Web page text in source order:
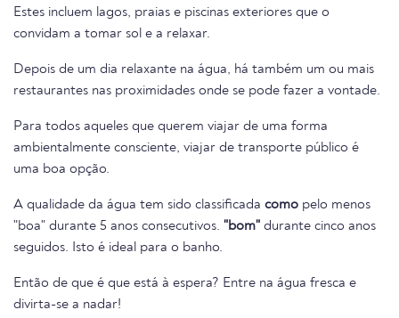
Estes incluem lagos, praias e piscinas exteriores que o
convidam a tomar sol e a relaxar.
Depois de um dia relaxante na água, há também um ou mais
restaurantes nas proximidades onde se pode fazer a vontade.
Para todos aqueles que querem viajar de uma forma
ambientalmente consciente, viajar de transporte público é
uma boa opção.
A qualidade da água tem sido classificada como pelo menos
"boa" durante 5 anos consecutivos. "bom" durante cinco anos
seguidos. Isto é ideal para o banho.
Então de que é que está à espera? Entre na água fresca e
divirta-se a nadar!